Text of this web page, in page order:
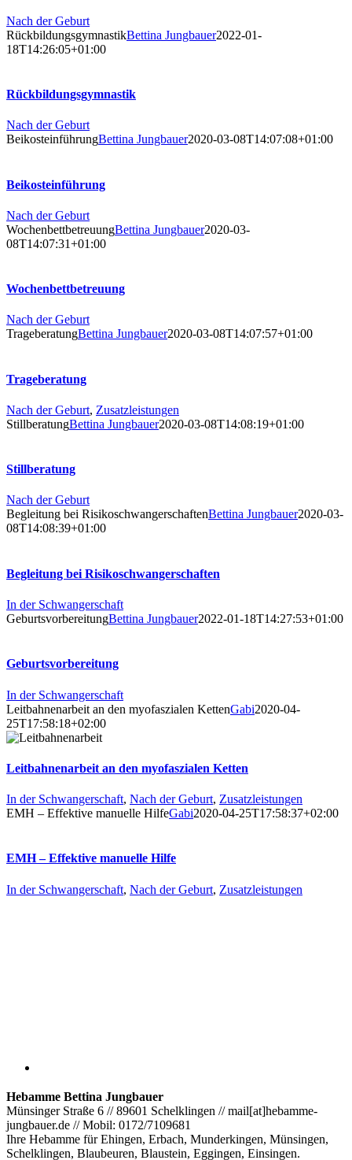
Nach der Geburt
RückbildungsgymnastikBettina Jungbauer2022-01-
18T14:26:05+01:00
Rückbildungsgymnastik
Nach der Geburt
BeikosteinführungBettina Jungbauer2020-03-08T14:07:08+01:00
Beikosteinführung
Nach der Geburt
WochenbettbetreuungBettina Jungbauer2020-03-
08T14:07:31+01:00
Wochenbettbetreuung
Nach der Geburt
TrageberatungBettina Jungbauer2020-03-08T14:07:57+01:00
Trageberatung
Nach der Geburt, Zusatzleistungen
StillberatungBettina Jungbauer2020-03-08T14:08:19+01:00
Stillberatung
Nach der Geburt
Begleitung bei RisikoschwangerschaftenBettina Jungbauer2020-03-
08T14:08:39+01:00
Begleitung bei Risikoschwangerschaften
In der Schwangerschaft
GeburtsvorbereitungBettina Jungbauer2022-01-18T14:27:53+01:00
Geburtsvorbereitung
In der Schwangerschaft
Leitbahnenarbeit an den myofaszialen KettenGabi2020-04-
25T17:58:18+02:00
Leitbahnenarbeit an den myofaszialen Ketten
In der Schwangerschaft, Nach der Geburt, Zusatzleistungen
EMH – Effektive manuelle HilfeGabi2020-04-25T17:58:37+02:00
EMH – Effektive manuelle Hilfe
In der Schwangerschaft, Nach der Geburt, Zusatzleistungen
Hebamme Bettina Jungbauer
Münsinger Straße 6 // 89601 Schelklingen // mail[at]hebamme-
jungbauer.de // Mobil: 0172/7109681
Ihre Hebamme für Ehingen, Erbach, Munderkingen, Münsingen,
Schelklingen, Blaubeuren, Blaustein, Eggingen, Einsingen.